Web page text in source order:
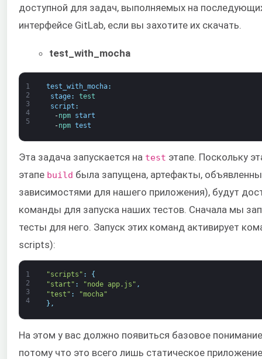
доступной для задач, выполняемых на
интерфейсе GitLab, если вы захотите их скачать.
test_with_mocha
1
2
3
4
5
test_with_mocha:
stage:
test
script :
-npm start
-npm test
Эта задача запускается на test этапе. Поскольку
этапе build была запущена, артефакты,
зависимостями для нашего приложения), будут
команды для запуска наших тестов. Сначала мы
тесты для него. Запуск этих команд активирует
scripts):
1
2
3
4
"scripts" :
{
"start" : "node app.js" ,
"test" :
"mocha"
} ,
На этом у вас должно появиться базовое
потому что это всего лишь статическое